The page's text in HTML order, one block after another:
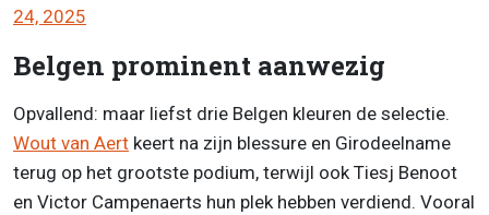
24, 2025
Belgen prominent aanwezig
Opvallend: maar liefst drie Belgen kleuren de selectie.
Wout van Aert keert na zijn blessure en Girodeelname
terug op het grootste podium, terwijl ook Tiesj Benoot
en Victor Campenaerts hun plek hebben verdiend. Vooral